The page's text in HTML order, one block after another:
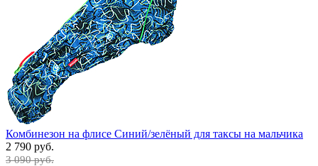
Комбинезон на флисе Синий/зелёный для таксы на мальчика
2 790 руб.
3 090 руб.